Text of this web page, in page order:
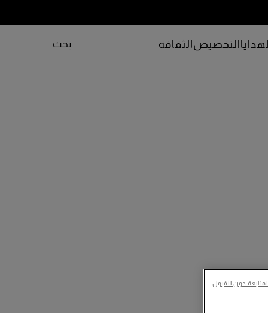
التخصيصالثقافة بحث
دون القبول